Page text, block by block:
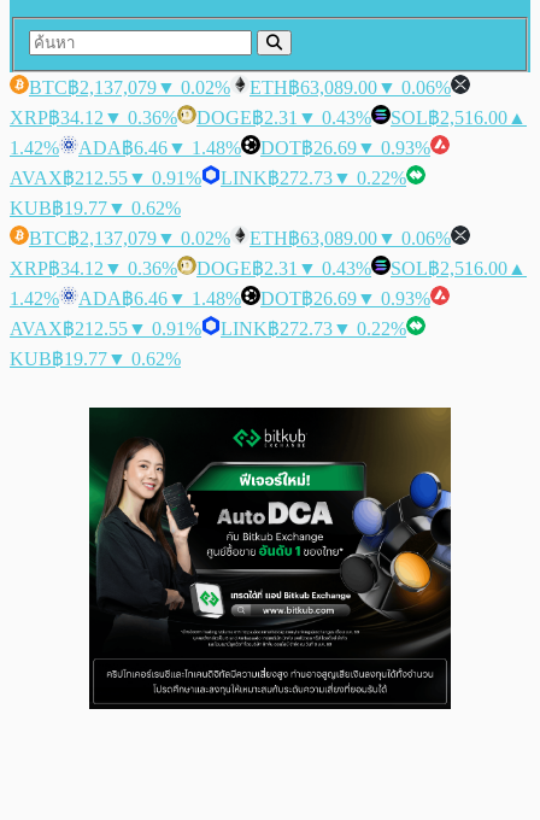
BTC฿2,137,079▼ 0.02% ETH฿63,089.00▼ 0.06%
XRP฿34.12 ▼ 0.36% DOGE฿2.31 ▼ 0.43% SOL฿2,516.00 ▲
1.42%
ADA฿6.46▼ 1.48% DOT฿26.69▼ 0.93%
AVAX฿212.55▼ 0.91% LINK฿272.73▼ 0.22%
KUB฿19.77▼ 0.62%
BTC฿2,137,079▼ 0.02% ETH฿63,089.00▼ 0.06%
XRP฿34.12 ▼ 0.36% DOGE฿2.31 ▼ 0.43% SOL฿2,516.00 ▲
1.42%
ADA฿6.46▼ 1.48% DOT฿26.69▼ 0.93%
AVAX฿212.55▼ 0.91% LINK฿272.73▼ 0.22%
KUB฿19.77▼ 0.62%